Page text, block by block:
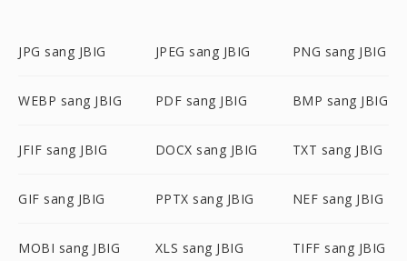
JPG sang JBIG JPEG sang JBIG PNG sang JBIG
WEBP sang JBIG PDF sang JBIG BMP sang JBIG
JFIF sang JBIG DOCX sang JBIG TXT sang JBIG
GIF sang JBIG PPTX sang JBIG NEF sang JBIG
MOBI sang JBIG XLS sang JBIG TIFF sang JBIG